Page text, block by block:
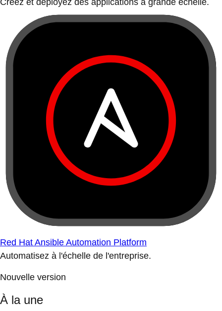
Créez et déployez des applications à grande échelle.
Red Hat Ansible Automation Platform
Automatisez à l'échelle de l'entreprise.
Nouvelle version
À la une